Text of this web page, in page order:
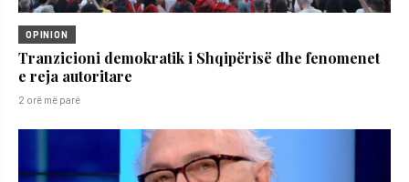
OPINION
Tranzicioni demokratik i Shqipërisë dhe fenomenet
e reja autoritare
2 orë më parë